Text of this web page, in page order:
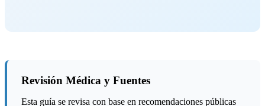
Revisión Médica y Fuentes
Esta guía se revisa con base en recomendaciones públicas